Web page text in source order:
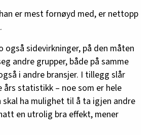
er mest fornøyd med, er nettopp
også sidevirkninger, på den måten
andre grupper, både på samme
i andre bransjer. I tillegg slår
års statistikk – noe som er hele
skal ha mulighet til å ta igjen andre
en utrolig bra effekt, mener